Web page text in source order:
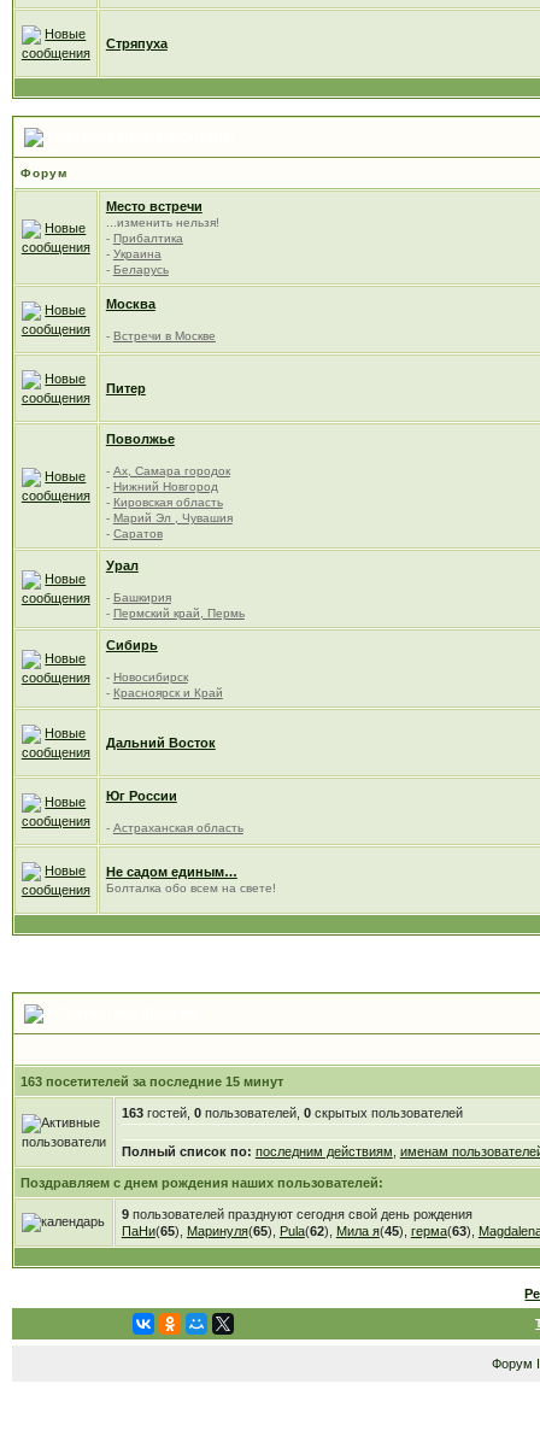
Стряпуха
Форум
Место встречи
...изменить нельзя!
- Прибалтика
- Украина
- Беларусь
Москва
- Встречи в Москве
Питер
Поволжье
- Ах, Самара городок
- Нижний Новгород
- Кировская область
- Марий Эл , Чувашия
- Саратов
Урал
- Башкирия
- Пермский край, Пермь
Сибирь
- Новосибирск
- Красноярск и Край
Дальний Восток
Юг России
- Астраханская область
Не садом единым…
Болталка обо всем на свете!
163 посетителей за последние 15 минут
163гостей, 0пользователей, 0скрытых пользователей
Полный список по: последним действиям именам
Поздравляем с днем рождения наших пользователей:
9пользователей празднуют сегодня свой день рождения
ПаНи(65), Маринуля(65), Pula(62), Мила я(45), герма(63),
Форум